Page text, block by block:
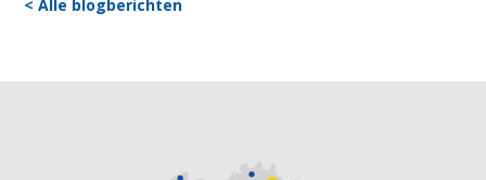
< Alle blogberichten